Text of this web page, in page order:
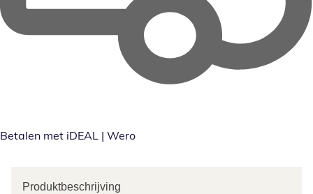
Betalen met iDEAL | Wero
Produktbeschrijving